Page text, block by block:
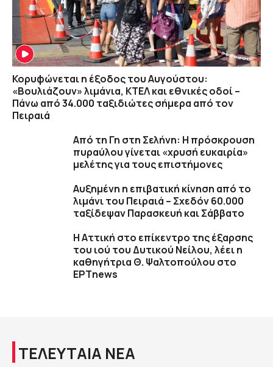
Κορυφώνεται η έξοδος του Αυγούστου:
«Βουλιάζουν» λιμάνια, ΚΤΕΛ και εθνικές οδοί –
Πάνω από 34.000 ταξιδιώτες σήμερα από τον
Πειραιά
Από τη Γη στη Σελήνη: Η πρόσκρουση
πυραύλου γίνεται «χρυσή ευκαιρία»
μελέτης για τους επιστήμονες
Αυξημένη η επιβατική κίνηση από το
λιμάνι του Πειραιά – Σχεδόν 60.000
ταξίδεψαν Παρασκευή και Σάββατο
Η Αττική στο επίκεντρο της έξαρσης
του ιού του Δυτικού Νείλου, λέει η
καθηγήτρια Θ. Ψαλτοπούλου στο
ΕΡΤnews
ΤΕΛΕΥΤΑΙΑ ΝΕΑ